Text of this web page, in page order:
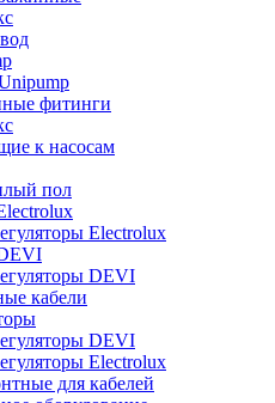
фитинги
к насосам
пол
Electrolux
DEVI
кабели
DEVI
Electrolux
для кабелей